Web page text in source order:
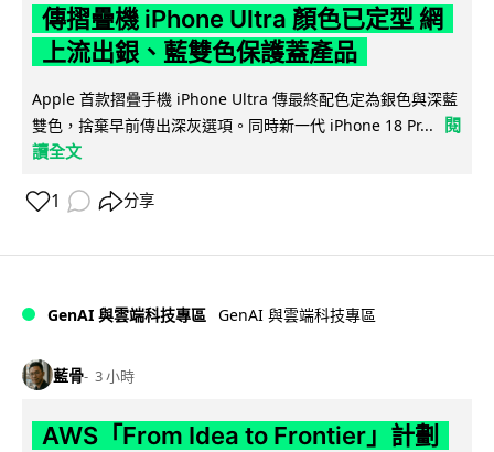
傳摺疊機 iPhone Ultra 顏色已定型 網
上流出銀、藍雙色保護蓋產品
Apple 首款摺疊手機 iPhone Ultra 傳最終配色定為銀色與深藍
雙色，捨棄早前傳出深灰選項。同時新一代 iPhone 18 Pr...
閱
讀全文
1 分享
GenAI 與雲端科技專區 GenAI 與雲端科技專區
藍骨 3 小時
AWS「From Idea to Frontier」計劃